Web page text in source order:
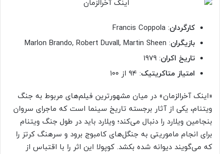
کارگردان: Francis Coppola
بازیگران: Marlon Brando, Robert Duvall, Martin Sheen
تاریخ اکران: ۱۹۷۹
امتیاز متاکریتیک: ۹۴ از ۱۰۰
«اینک آخرالزمان» در میان مشهورترین فیلم‌های مربوط به جنگ
ویتنام، یکی از آثار برجسته تاریخ سینما است که ماجرای سروان
بنجامین ویلارد را دنبال می‌کند؛ ویلارد باید در طول جنگ ویتنام
برای انجام ماموریتی به جنگل‌های کامبوج برود و سرهنگ کرتز را
که می‌گویند دیوانه شده بکشد. کوپولا این اثر را با اقتباس از